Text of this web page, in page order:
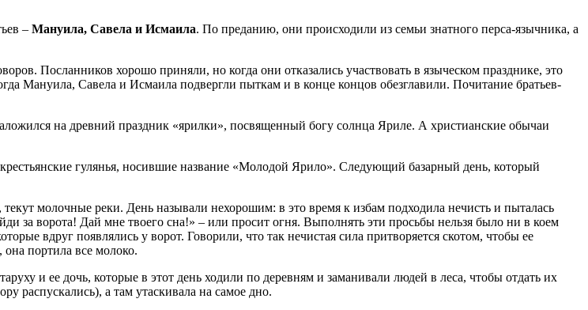
– Мануила, Савела и Исмаила. По преданию, они происходили из семьи знатного перса-язычника, а
Посланников хорошо приняли, но когда они отказались участвовать в языческом празднике, это
Мануила, Савела и Исмаила подвергли пыткам и в конце концов обезглавили. Почитание братьев-
на древний праздник «ярилки», посвященный богу солнца Яриле. А христианские обычаи
гулянья, носившие название «Молодой Ярило». Следующий базарный день, который
молочные реки. День называли нехорошим: в это время к избам подходила нечисть и пыталась
за ворота! Дай мне твоего сна!» – или просит огня. Выполнять эти просьбы нельзя было ни в коем
вдруг появлялись у ворот. Говорили, что так нечистая сила притворяется скотом, чтобы ее
портила все молоко.
и ее дочь, которые в этот день ходили по деревням и заманивали людей в леса, чтобы отдать их
распускались), а там утаскивала на самое дно.